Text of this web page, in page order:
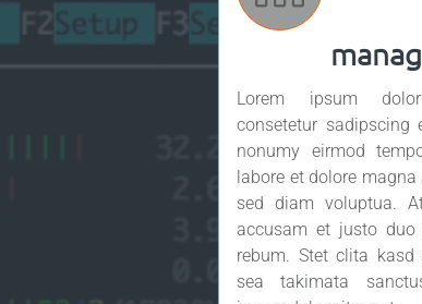
Lorem ipsum
consetetur sadipscing
nonumy eirmod
labore et dolore
sed diam voluptua.
accusam et justo duo
rebum. Stet clita kasd
sea takimata